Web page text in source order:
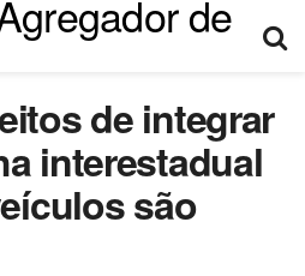
de
de integrar
interestadual
são